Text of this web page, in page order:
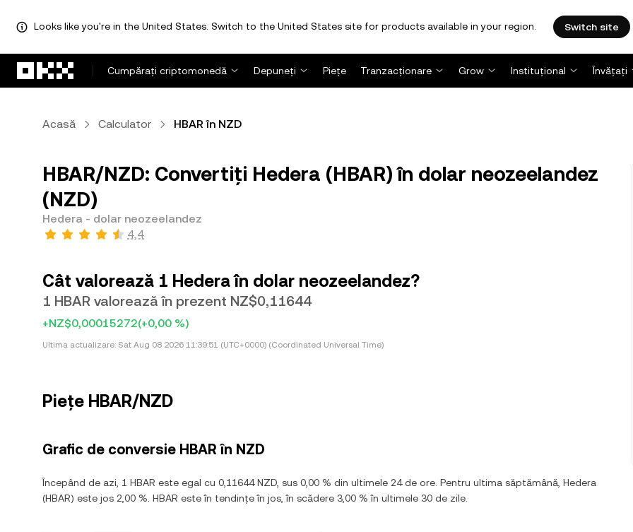
Looks like you're in the United States. Switch to the United States site for products available in your region. Switch site
Cumpărați criptomonedă
Depuneți Piețe Tranzacționare Grow Instituțional Învățați
Acasă Calculator HBAR în NZD
HBAR/NZD: Convertiți Hedera (HBAR) în dolar neozeelandez
(NZD)
Hedera - dolar neozeelandez
4,4
Cât valorează 1 Hedera în dolar neozeelandez?
1 HBAR valorează în prezent NZ$0,11644
+NZ$0,00015272(+0,00 %)
Ultima actualizare: Sat Aug 08 2026 11:39:51 (UTC+0000) (Coordinated Universal Time)
Piețe HBAR/NZD
Grafic de conversie HBAR în NZD
Începând de azi, 1 HBAR este egal cu 0,11644 NZD, sus 0,00 % din ultimele 24 de ore. Pentru ultima săptămână, Hedera
(HBAR) este jos 2,00 %. HBAR este în tendințe în jos, în scădere 3,00 % în ultimele 30 de zile.